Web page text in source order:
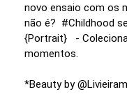
novo ensaio com os
não é? #Childhood
{Portrait} -
momentos.
*Beauty by